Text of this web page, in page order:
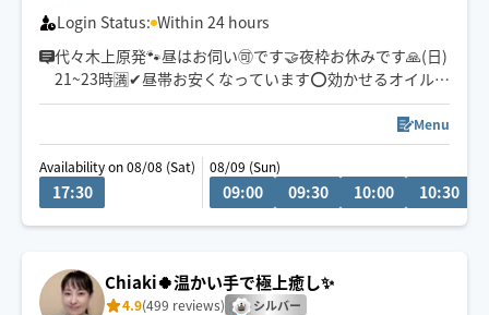
Login Status: Within 24 hours
代々木上原発🐾昼はお伺い🉑です🤝夜枠お休みです🙏(日)
21~23時🈵✔︎昼帯お安くなっています⭕️効かせるオイルマ
ッサージ🕊️全身強圧指圧は致しかねます🙏呼吸のし易い
身体に🤲オイル×ストレッチ×もみほぐし をミックスさ
せ〖 流し伸ばしホグし〗最高の気持ち良さを提供🤝✨お
疲れに効かせたいorゆったり癒しどちらもご希望通りに
😌✨
Menu
Availability on 08/08 (Sat)
17:30
08/09 (Sun)
09:00 09:30 10:00 10:30
Chiaki🍀温かい手で極上癒し✨
4.9(499 reviews) シルバー